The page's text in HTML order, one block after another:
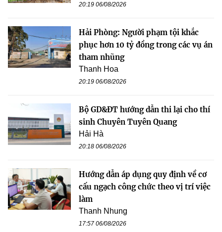
20:19 06/08/2026
Hải Phòng: Người phạm tội khắc
phục hơn 10 tỷ đồng trong các vụ án
tham nhũng
Thanh Hoa
20:19 06/08/2026
Bộ GD&ĐT hướng dẫn thi lại cho thí
sinh Chuyên Tuyên Quang
Hải Hà
20:18 06/08/2026
Hướng dẫn áp dụng quy định về cơ
cấu ngạch công chức theo vị trí việc
làm
Thanh Nhung
17:57 06/08/2026